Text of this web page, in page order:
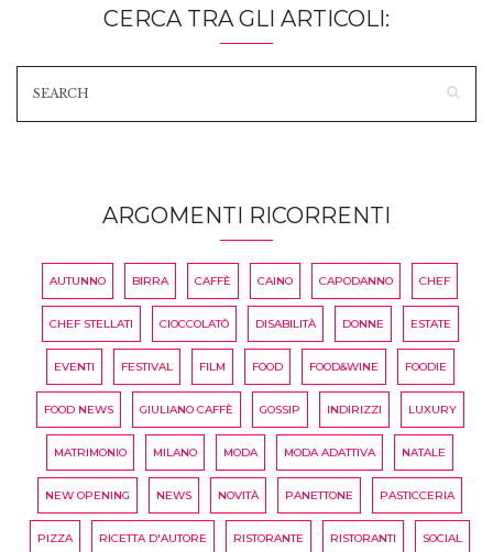
CERCA TRA GLI ARTICOLI:
ARGOMENTI RICORRENTI
AUTUNNO BIRRA CAFFÈ CAINO CAPODANNO CHEF
CHEF STELLATI CIOCCOLATÒ DISABILITÀ DONNE ESTATE
EVENTI FESTIVAL FILM FOOD FOOD&WINE FOODIE
FOOD NEWS GIULIANO CAFFÈ GOSSIP INDIRIZZI LUXURY
MATRIMONIO MILANO MODA MODA ADATTIVA NATALE
NEW OPENING NEWS NOVITÀ PANETTONE PASTICCERIA
PIZZA RICETTA D'AUTORE RISTORANTE RISTORANTI SOCIAL